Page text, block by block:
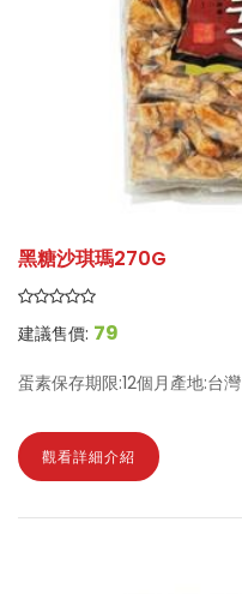
黑糖沙琪瑪270G
建議售價: 79
蛋素保存期限:12個月產地:台灣
觀看詳細介紹